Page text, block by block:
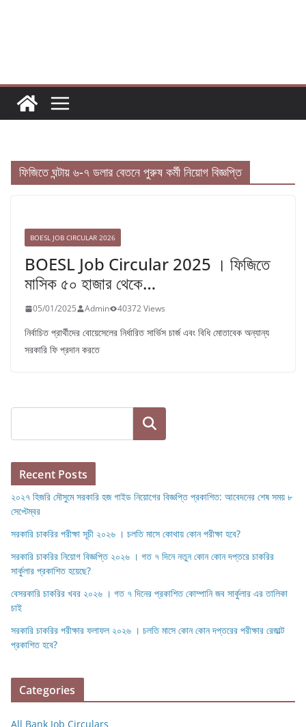
ফিজিতে ঘন্টায় ৬-৭ ডলার বেতনে পুরুষ কর্মী নিয়োগ বিজ্ঞপ্তি
BOESL JOB CIRCULAR 2026
BOESL Job Circular 2025 । ফিজিতে
মাসিক ৫০ হাজার থেকে…
05/01/2025 Admin 40372 Views
নির্বাচিত প্রার্থীদের বোয়েসেলের নির্ধারিত সার্ভিস চার্জ এবং বিধি মোতাবেক অন্যান্য
সরকারি ফি প্রদান করতে
Search
Recent Posts
২০২৭ হিজরি মৌসুমে সরকারি হজ গাইড নিয়োগের বিজ্ঞপ্তি প্রকাশিত: আবেদনের শেষ সময় ৮
সেপ্টেম্বর
সরকারি চাকরির পরীক্ষা সূচী ২০২৬ । চলতি মাসে কোথায় কোন পরীক্ষা হবে?
সরকারি চাকরির নিয়োগ বিজ্ঞপ্তি ২০২৬ । গত ৭ দিনে নতুন কোন কোন দপ্তরে চাকরির
সার্কুলার প্রকাশিত হয়েছে?
বেসরকারি চাকরির খবর ২০২৬ । গত ৭ দিনের প্রকাশিত কোম্পানি জব সার্কুলার এর তালিকা
চাই
সরকারি চাকরির পরীক্ষার ফলাফল ২০২৬ । চলতি মাসে কোন কোন দপ্তরের পরীক্ষার রেজাল্ট
প্রকাশিত হবে?
Categories
All Bank Job Circulars